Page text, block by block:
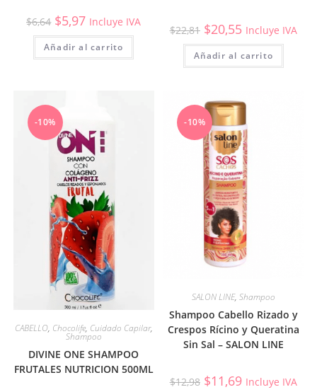
$6,64 $5,97 Incluye IVA
Añadir al carrito
$22,81 $20,55 Incluye IVA
Añadir al carrito
-10%
CABELLO, Chocolife, Cuidado Capilar,
Shampoo
DIVINE ONE SHAMPOO
FRUTALES NUTRICION 500ML
-10%
SALON LINE, Shampoo
Shampoo Cabello Rizado y
Crespos Rícino y Queratina
Sin Sal – SALON LINE
$12,98 $11,69 Incluye IVA